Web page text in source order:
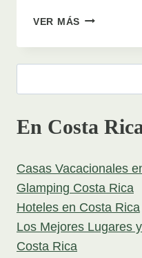
VER MÁS HOTEL
MONTAÑA
SURIA
En Costa
Casas Vacacionales
Glamping Costa Rica
Hoteles en Costa Rica
Los Mejores Lugares
Costa Rica